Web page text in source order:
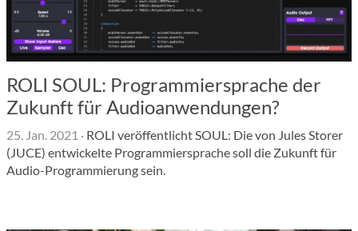
ROLI SOUL: Programmiersprache der
Zukunft für Audioanwendungen?
25. Jan. 2021 · ROLI veröffentlicht SOUL: Die von Jules Storer
(JUCE) entwickelte Programmiersprache soll die Zukunft für
Audio-Programmierung sein.